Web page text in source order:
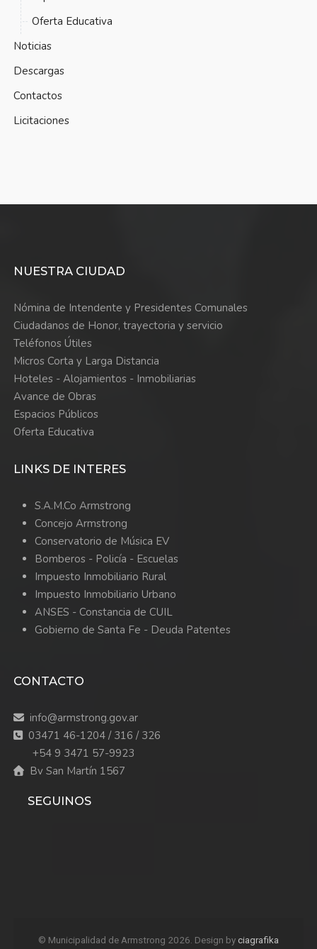
Oferta Educativa
Noticias
Descargas
Contactos
Licitaciones
NUESTRA CIUDAD
Nómina de Intendente y Presidentes Comunales
Ciudadanos de Honor, trayectoria y servicio
Teléfonos Útiles
Micros Corta y Larga Distancia
Hoteles - Alojamientos - Inmobiliarias
Avance de Obras
Espacios Públicos
Oferta Educativa
LINKS DE INTERES
S.A.M.Co Armstrong
Concejo Armstrong
Conservatorio de Música EV
Bomberos - Policía - Escuelas
Impuesto Inmobiliario Rural
Impuesto Inmobiliario Urbano
ANSES - Constancia de CUIL
Gobierno de Santa Fe - Deuda Patentes
CONTACTO
info@armstrong.gov.ar
03471 46-1204 / 316 / 326
+54 9 3471 57-9923
Bv San Martín 1567
SEGUINOS
© Municipalidad de Armstrong 2026. Design byciagrafika